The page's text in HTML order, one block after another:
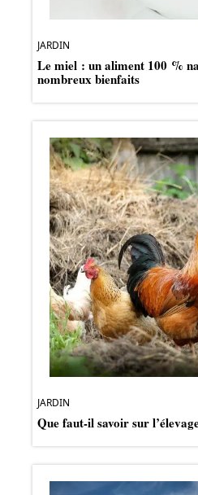
JARDIN
Le miel : un aliment 100 %
nombreux bienfaits
JARDIN
Que faut-il savoir sur